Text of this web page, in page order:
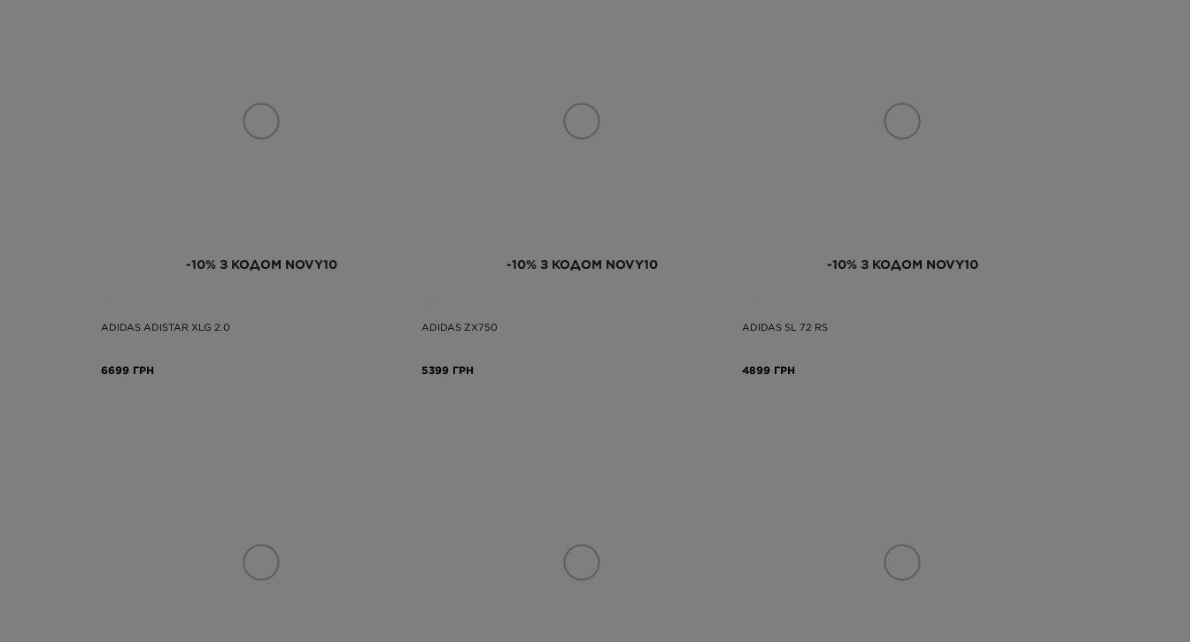
-10% З КОДОМ NOVY10
ADIDAS ADISTAR XLG 2.0
6699 ГРН
-10% З КОДОМ NOVY10
ADIDAS ZX750
5399 ГРН
-10% З КОДОМ NOVY10
ADIDAS SL 72 RS
4899 ГРН